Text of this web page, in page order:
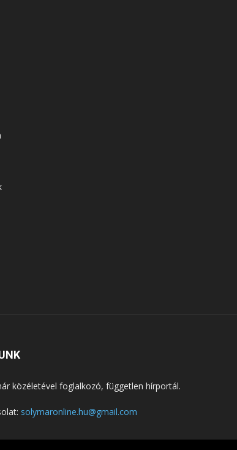
közéletével foglalkozó, független hírportál.
solymaronline.hu@gmail.com